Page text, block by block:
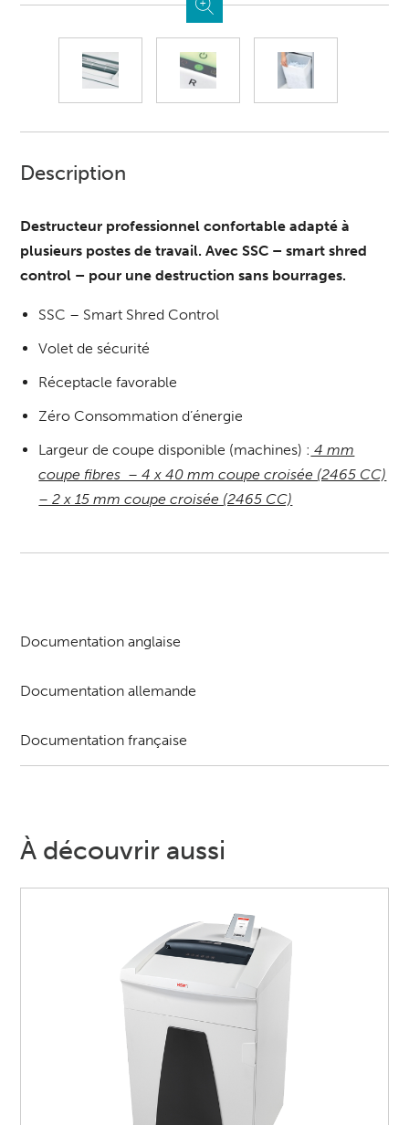
Description
Destructeur professionnel confortable adapté à
plusieurs postes de travail. Avec SSC – smart shred
control – pour une destruction sans bourrages.
SSC – Smart Shred Control
Volet de sécurité
Réceptacle favorable
Zéro Consommation d’énergie
Largeur de coupe disponible (machines) : 4 mm
coupe fibres – 4 x 40 mm coupe croisée (2465 CC)
– 2 x 15 mm coupe croisée (2465 CC)
Documentation anglaise
Documentation allemande
Documentation française
À découvrir aussi